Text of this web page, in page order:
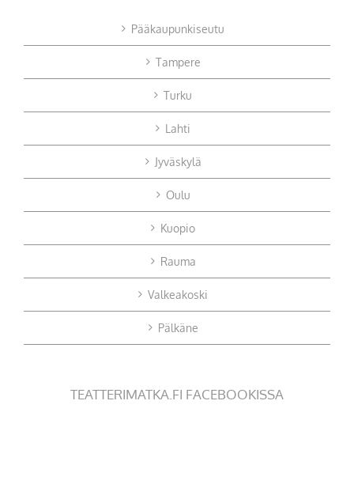
Pääkaupunkiseutu
Tampere
Turku
Lahti
Jyväskylä
Oulu
Kuopio
Rauma
Valkeakoski
Pälkäne
TEATTERIMATKA.FI FACEBOOKISSA